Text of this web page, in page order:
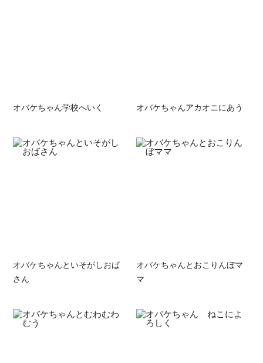
オバケちゃん学校へいく オバケちゃんアカオニにあう
オバケちゃんといそがしおば
さん
オバケちゃんとおこりんぼマ
マ